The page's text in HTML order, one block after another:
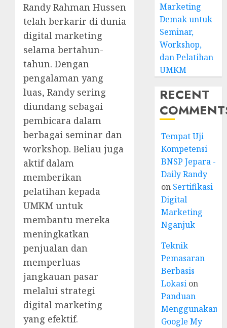
Randy Rahman Hussen
telah berkarir di dunia
digital marketing
selama bertahun-
tahun. Dengan
pengalaman yang
luas, Randy sering
diundang sebagai
pembicara dalam
berbagai seminar dan
workshop. Beliau juga
aktif dalam
memberikan
pelatihan kepada
UMKM untuk
membantu mereka
meningkatkan
penjualan dan
memperluas
jangkauan pasar
melalui strategi
digital marketing
yang efektif.
Marketing
Demak untuk
Seminar,
Workshop,
dan Pelatihan
UMKM
RECENT
Tempat Uji
Kompetensi
BNSP Jepara -
Daily Randy
on Sertifikasi
Digital
Marketing
Nganjuk
Teknik
Pemasaran
Berbasis
Lokasi on
Panduan
Menggunakan
Google My